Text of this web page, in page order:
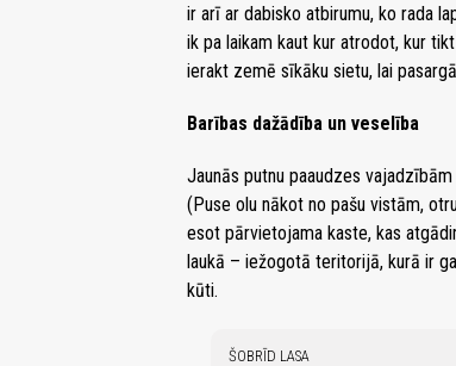
ir arī ar dabisko atbirumu, ko rada
ik pa laikam kaut kur atrodot, kur
ierakt zemē sīkāku sietu, lai
Barības dažādība un veselība
Jaunās putnu paaudzes
(Puse olu nākot no pašu vistām,
esot pārvietojama kaste, kas
laukā – iežogotā teritorijā, kurā ir
kūti.
ŠOBRĪD LASA